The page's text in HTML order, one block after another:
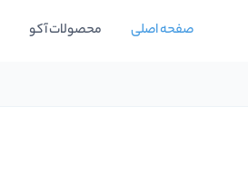
صفحه اصلی محصولات آکو